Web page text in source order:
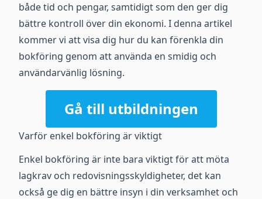
både tid och pengar, samtidigt som den ger dig
bättre kontroll över din ekonomi. I denna artikel
kommer vi att visa dig hur du kan förenkla din
bokföring genom att använda en smidig och
användarvänlig lösning.
Gå till utbildningen
Varför enkel bokföring är viktigt
Enkel bokföring är inte bara viktigt för att möta
lagkrav och redovisningsskyldigheter, det kan
också ge dig en bättre insyn i din verksamhet och